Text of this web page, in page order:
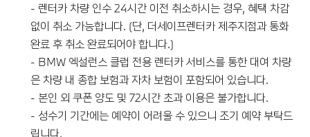
- 렌터카 차량 인수 24시간 이전 취소하시는 경우, 혜택 차감
없이 취소 가능합니다. (단, 더세이프렌터카 제주지점과 통화
완료 후 취소 완료되어야 합니다.)
- BMW 엑설런스 클럽 전용 렌터카 서비스를 통한 대여 차량
은 차량 내 종합 보험과 자차 보험이 포함되어 있습니다.
- 본인 외 쿠폰 양도 및 72시간 초과 이용은 불가합니다.
- 성수기 기간에는 예약이 어려울 수 있으니 조기 예약 부탁드
립니다.